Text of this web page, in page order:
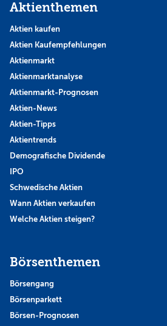
Aktienthemen
Aktien kaufen
Aktien Kaufempfehlungen
Aktienmarkt
Aktienmarktanalyse
Aktienmarkt-Prognosen
Aktien-News
Aktien-Tipps
Aktientrends
Demografische Dividende
IPO
Schwedische Aktien
Wann Aktien verkaufen
Welche Aktien steigen?
Börsenthemen
Börsengang
Börsenparkett
Börsen-Prognosen